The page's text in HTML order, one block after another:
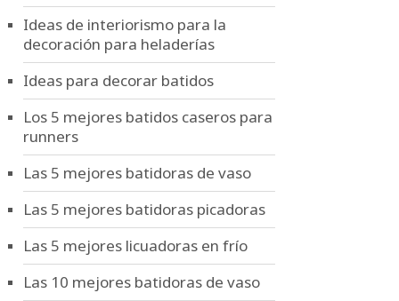
Ideas de interiorismo para la
decoración para heladerías
Ideas para decorar batidos
Los 5 mejores batidos caseros para
runners
Las 5 mejores batidoras de vaso
Las 5 mejores batidoras picadoras
Las 5 mejores licuadoras en frío
Las 10 mejores batidoras de vaso